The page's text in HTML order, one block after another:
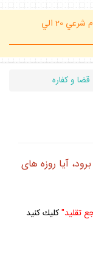
(ساعت پاسخگوي احكام شرعي 20 الي
قضا و كفاره
آيا روزه‏ هاى
تقليد"كليك كنيد